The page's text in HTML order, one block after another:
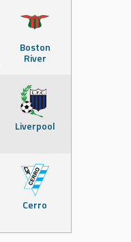
Boston
River
Liverpool
Cerro